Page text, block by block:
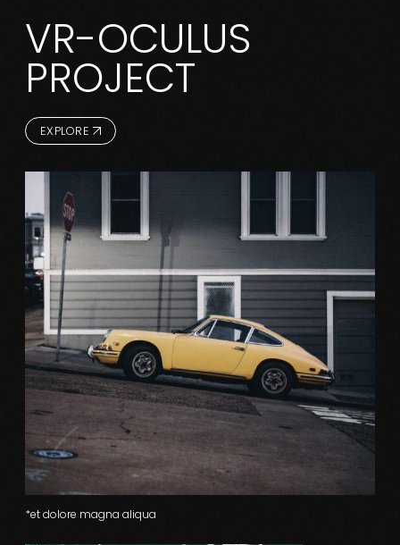
VR-OCULUS
PROJECT
EXPLORE
*et dolore magna aliqua